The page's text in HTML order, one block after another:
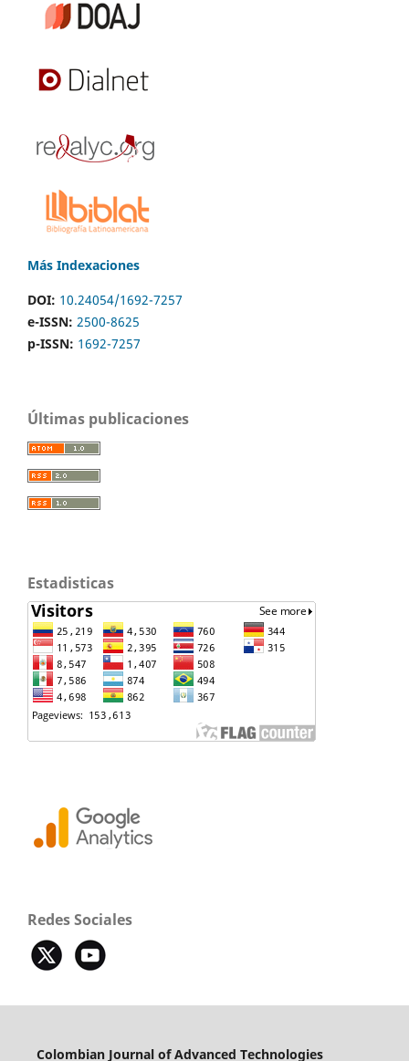
Más Indexaciones
DOI: 10.24054/1692-7257
e-ISSN: 2500-8625
p-ISSN: 1692-7257
Últimas publicaciones
Estadisticas
Redes Sociales
Colombian Journal of Advanced Technologies